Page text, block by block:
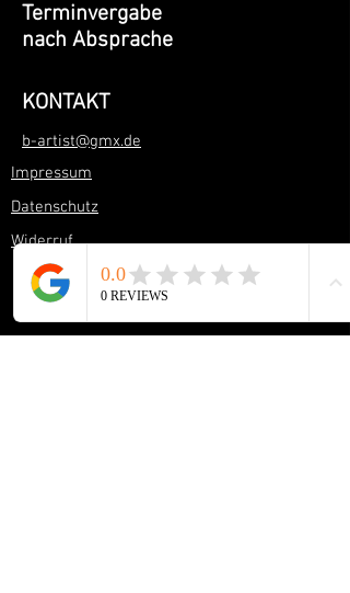
Terminvergabe
nach Absprache
KONTAKT
b-artist@gmx.de
Impressum
Datenschutz
Widerruf